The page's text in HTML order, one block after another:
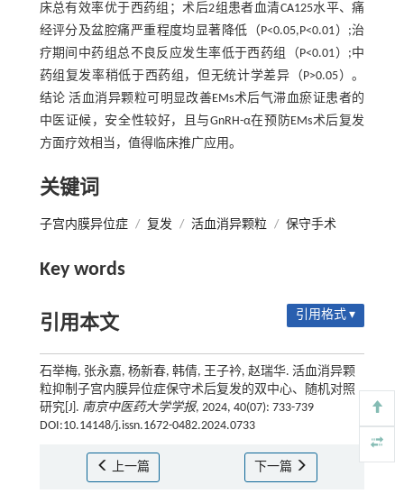
床总有效率优于西药组；术后2组患者血清CA125水平、痛
经评分及盆腔痛严重程度均显著降低（P<0.05,P<0.01）;治
疗期间中药组总不良反应发生率低于西药组（P<0.01）;中
药组复发率稍低于西药组，但无统计学差异（P>0.05）。
结论 活血消异颗粒可明显改善EMs术后气滞血瘀证患者的
中医证候，安全性较好，且与GnRH-α在预防EMs术后复发
方面疗效相当，值得临床推广应用。
关键词
子宫内膜异位症 / 复发 / 活血消异颗粒 / 保守手术
Key words
引用本文 引用格式 ▾
石举梅, 张永嘉, 杨新春, 韩倩, 王子衿, 赵瑞华. 活血消异颗
粒抑制子宫内膜异位症保守术后复发的双中心、随机对照
研究[J]. 南京中医药大学学报, 2024, 40(07): 733-739
DOI:10.14148/j.issn.1672-0482.2024.0733
上一篇 下一篇